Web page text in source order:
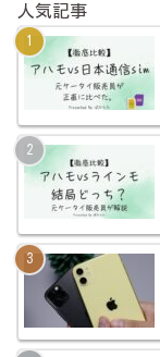
人気記事